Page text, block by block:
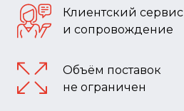
Клиентский сервис
и сопровождение
Объём поставок
не ограничен